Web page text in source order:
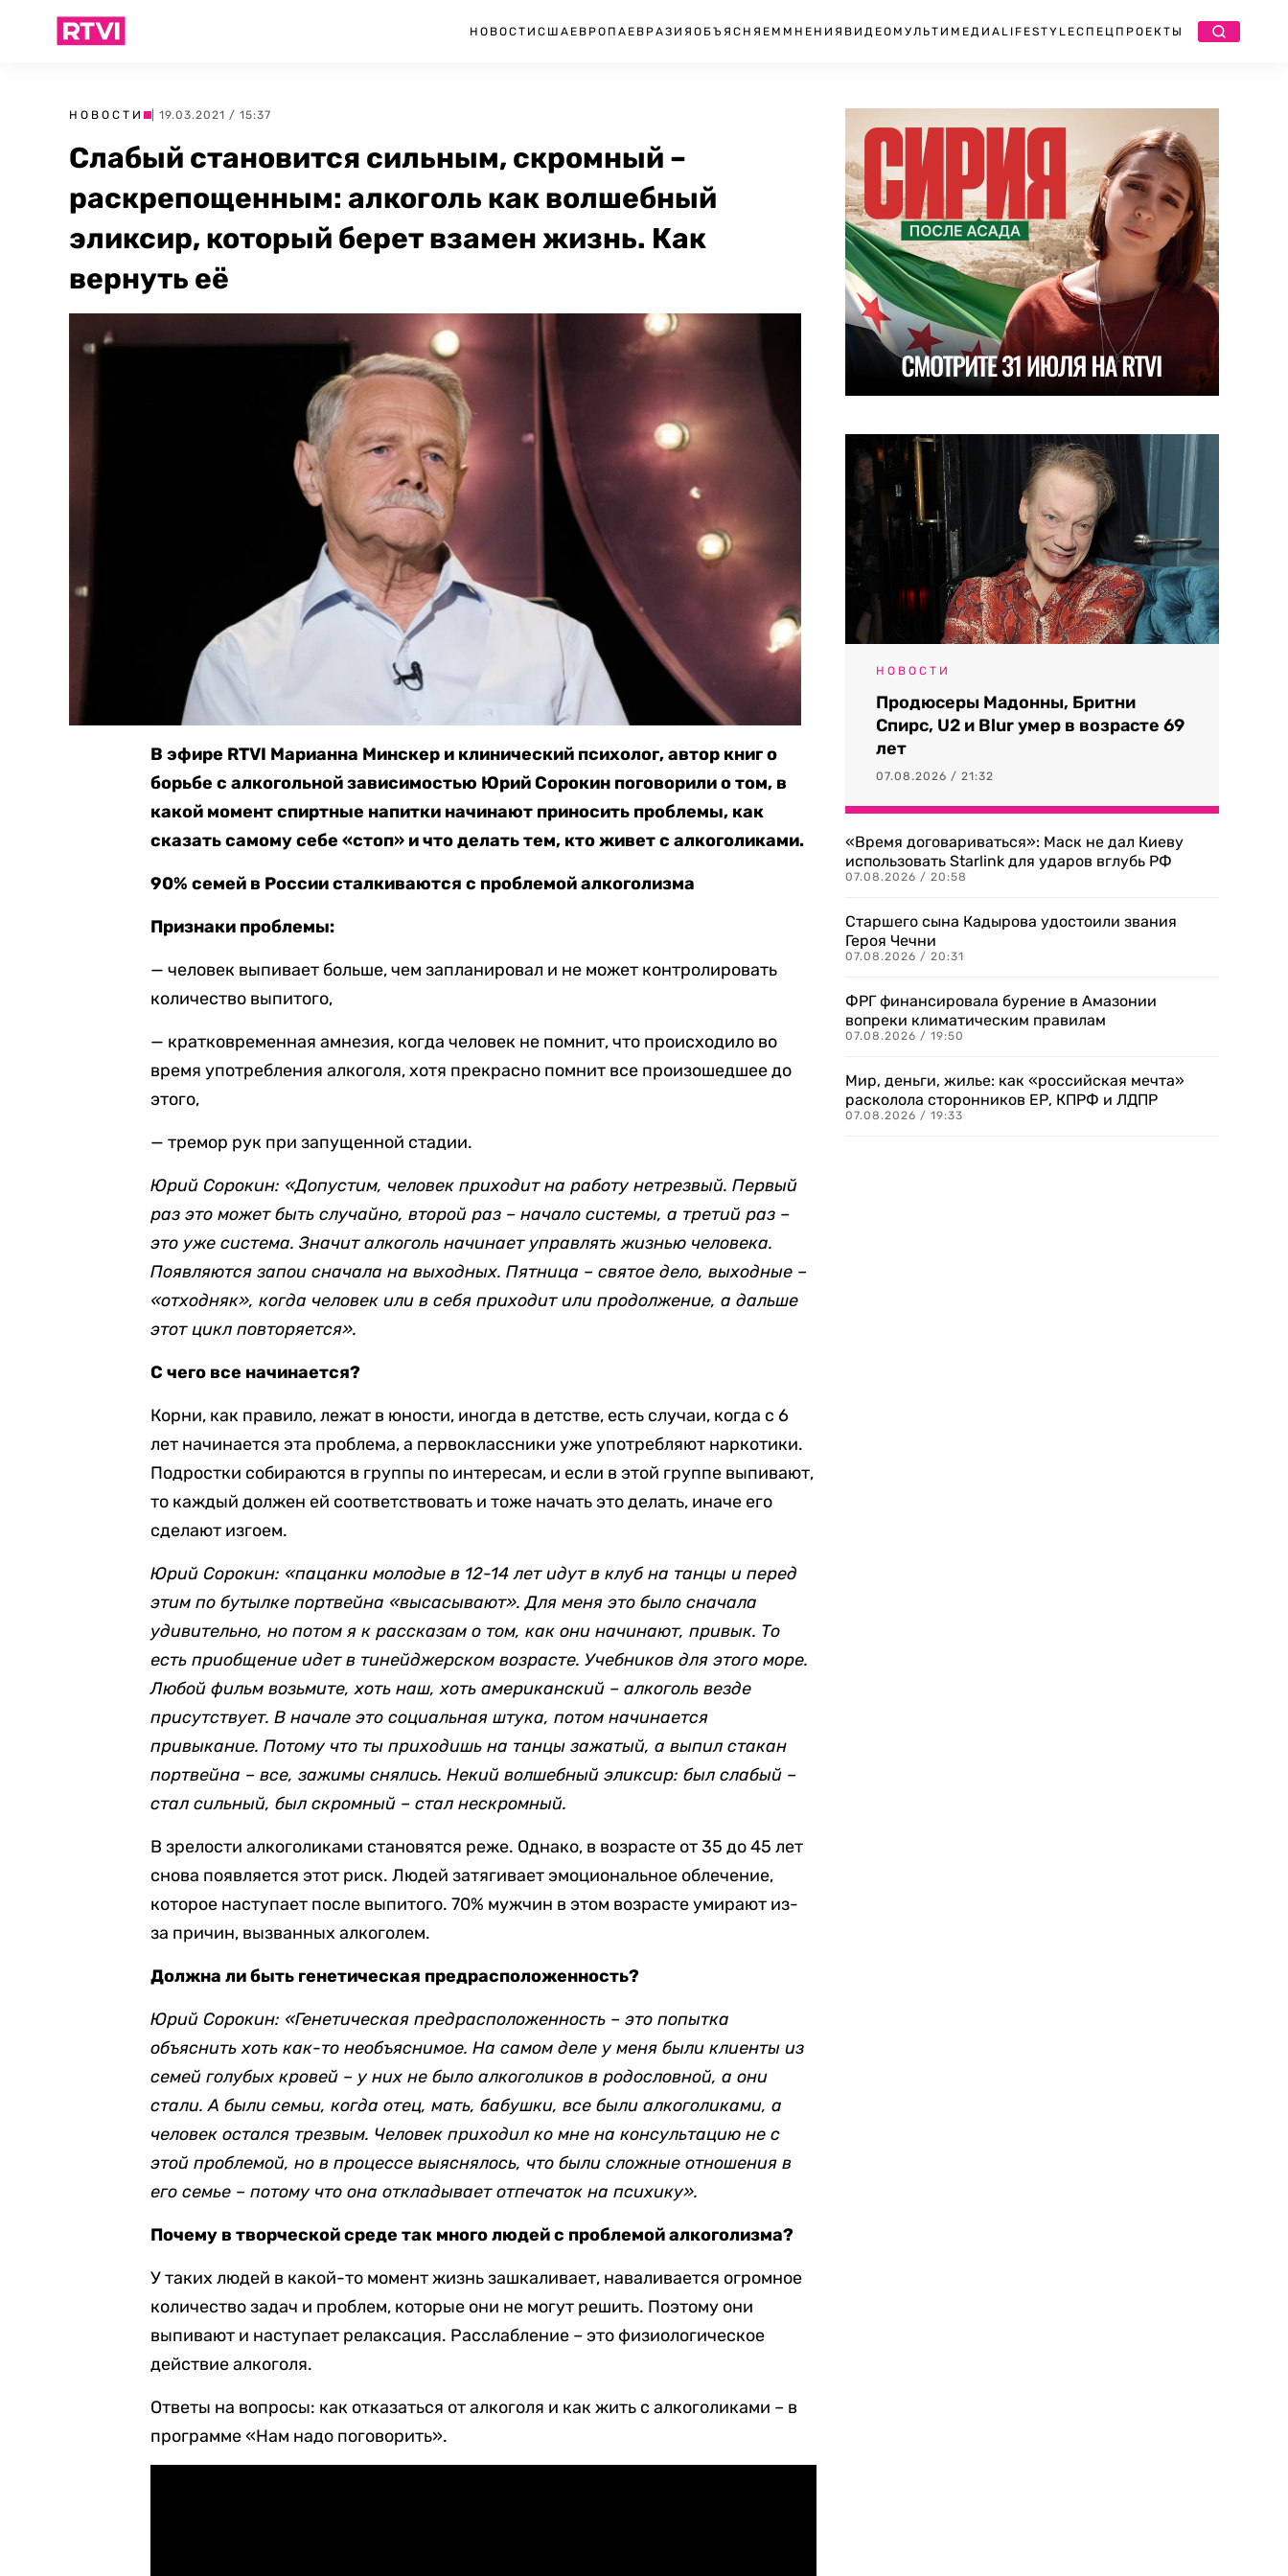
НОВОСТИ США ЕВРОПА ЕВРАЗИЯ ОБЪЯСНЯЕМ МНЕНИЯ ВИДЕО МУЛЬТИМЕДИА LIFESTYLEСПЕЦПРОЕКТЫ
НОВОСТИ | 19.03.2021 / 15:37
Слабый становится сильным, скромный –
раскрепощенным: алкоголь как волшебный
эликсир, который берет взамен жизнь. Как
вернуть её
В эфире RTVI Марианна Минскер и клинический психолог, автор книг о
борьбе с алкогольной зависимостью Юрий Сорокин поговорили о том, в
какой момент спиртные напитки начинают приносить проблемы, как
сказать самому себе «стоп» и что делать тем, кто живет с алкоголиками.
90% семей в России сталкиваются с проблемой алкоголизма
Признаки проблемы:
— человек выпивает больше, чем запланировал и не может контролировать
количество выпитого,
— кратковременная амнезия, когда человек не помнит, что происходило во
время употребления алкоголя, хотя прекрасно помнит все произошедшее до
этого,
— тремор рук при запущенной стадии.
Юрий Сорокин: «Допустим, человек приходит на работу нетрезвый. Первый
раз это может быть случайно, второй раз – начало системы, а третий раз –
это уже система. Значит алкоголь начинает управлять жизнью человека.
Появляются запои сначала на выходных. Пятница – святое дело, выходные –
«отходняк», когда человек или в себя приходит или продолжение, а дальше
этот цикл повторяется».
С чего все начинается?
Корни, как правило, лежат в юности, иногда в детстве, есть случаи, когда с 6
лет начинается эта проблема, а первоклассники уже употребляют наркотики.
Подростки собираются в группы по интересам, и если в этой группе выпивают,
то каждый должен ей соответствовать и тоже начать это делать, иначе его
сделают изгоем.
Юрий Сорокин: «пацанки молодые в 12-14 лет идут в клуб на танцы и перед
этим по бутылке портвейна «высасывают». Для меня это было сначала
удивительно, но потом я к рассказам о том, как они начинают, привык. То
есть приобщение идет в тинейджерском возрасте. Учебников для этого море.
Любой фильм возьмите, хоть наш, хоть американский – алкоголь везде
присутствует. В начале это социальная штука, потом начинается
привыкание. Потому что ты приходишь на танцы зажатый, а выпил стакан
портвейна – все, зажимы снялись. Некий волшебный эликсир: был слабый –
стал сильный, был скромный – стал нескромный.
В зрелости алкоголиками становятся реже. Однако, в возрасте от 35 до 45 лет
снова появляется этот риск. Людей затягивает эмоциональное облечение,
которое наступает после выпитого. 70% мужчин в этом возрасте умирают из-
за причин, вызванных алкоголем.
Должна ли быть генетическая предрасположенность?
Юрий Сорокин: «Генетическая предрасположенность – это попытка
объяснить хоть как-то необъяснимое. На самом деле у меня были клиенты из
семей голубых кровей – у них не было алкоголиков в родословной, а они
стали. А были семьи, когда отец, мать, бабушки, все были алкоголиками, а
человек остался трезвым. Человек приходил ко мне на консультацию не с
этой проблемой, но в процессе выяснялось, что были сложные отношения в
его семье – потому что она откладывает отпечаток на психику».
Почему в творческой среде так много людей с проблемой алкоголизма?
У таких людей в какой-то момент жизнь зашкаливает, наваливается огромное
количество задач и проблем, которые они не могут решить. Поэтому они
выпивают и наступает релаксация. Расслабление – это физиологическое
действие алкоголя.
Ответы на вопросы: как отказаться от алкоголя и как жить с алкоголиками – в
программе «Нам надо поговорить».
НОВОСТИ
Продюсеры Мадонны, Бритни
Спирс, U2 и Blur умер в возрасте 69
лет
07.08.2026 / 21:32
«Время договариваться»: Маск не дал Киеву
использовать Starlink для ударов вглубь РФ
07.08.2026 / 20:58
Старшего сына Кадырова удостоили звания
Героя Чечни
07.08.2026 / 20:31
ФРГ финансировала бурение в Амазонии
вопреки климатическим правилам
07.08.2026 / 19:50
Мир, деньги, жилье: как «российская мечта»
расколола сторонников ЕР, КПРФ и ЛДПР
07.08.2026 / 19:33